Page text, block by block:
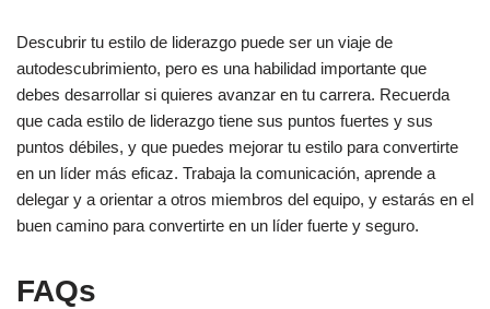
Descubrir tu estilo de liderazgo puede ser un viaje de
autodescubrimiento, pero es una habilidad importante que
debes desarrollar si quieres avanzar en tu carrera. Recuerda
que cada estilo de liderazgo tiene sus puntos fuertes y sus
puntos débiles, y que puedes mejorar tu estilo para convertirte
en un líder más eficaz. Trabaja la comunicación, aprende a
delegar y a orientar a otros miembros del equipo, y estarás en el
buen camino para convertirte en un líder fuerte y seguro.
FAQs